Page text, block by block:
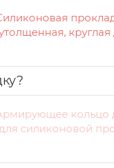
кольцо
силиконовой